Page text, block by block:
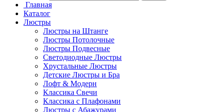
Главная
Каталог
Люстры
Люстры на Штанге
Люстры Потолочные
Люстры Подвесные
Светодиодные Люстры
Хрустальные Люстры
Детские Люстры и Бра
Лофт & Модерн
Классика Свечи
Классика с Плафонами
Люстры с Абажурами